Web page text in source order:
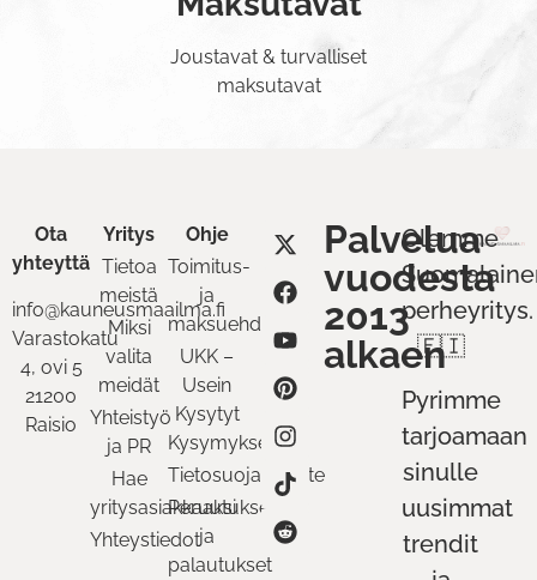
Joustavat & turvalliset
maksutavat
Ota
yhteyttä
info@kauneusmaailma.fi
Varastokatu
4, ovi 5
21200
Raisio
Yritys
Tietoa
meistä
Miksi
valita
meidät
Yhteistyö
ja PR
Hae
yritysasiakkaaksi
Yhteystiedot
Ohje
Toimitus-
ja
maksuehdot
UKK –
Usein
Kysytyt
Kysymykset
Tietosuojaseloste
Peruutukset
ja
palautukset
Palvelua
vuodesta
2013
alkaen
Olemme
perheyritys.
🇫🇮
Pyrimme
tarjoamaan
sinulle
uusimmat
trendit